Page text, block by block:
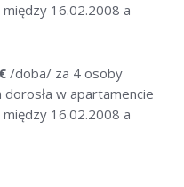
16.02.2008 a
/doba/ za 4 osoby
w apartamencie
16.02.2008 a